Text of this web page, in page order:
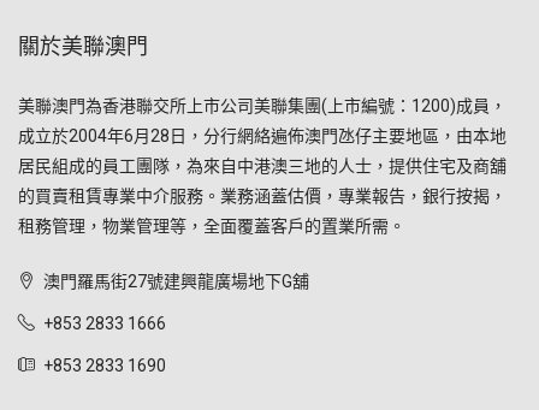
關於美聯澳門
美聯澳門為香港聯交所上市公司美聯集團(上市編號：1200)成員，
成立於2004年6月28日，分行網絡遍佈澳門氹仔主要地區，由本地
居民組成的員工團隊，為來自中港澳三地的人士，提供住宅及商舖
的買賣租賃專業中介服務。業務涵蓋估價，專業報告，銀行按揭，
租務管理，物業管理等，全面覆蓋客戶的置業所需。
澳門羅馬街27號建興龍廣場地下G舖
+853 2833 1666
+853 2833 1690